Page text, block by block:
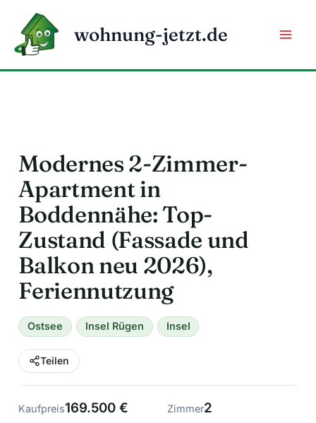
Inhalt
springen
wohnung-jetzt.de
Modernes 2-Zimmer-
Apartment in
Boddennähe: Top-
Zustand (Fassade und
Balkon neu 2026),
Feriennutzung
Ostsee Insel Rügen Insel
Teilen
Kaufpreis169.500 € Zimmer2